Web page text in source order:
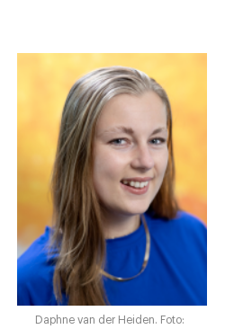
Daphne van der Heiden. Foto: